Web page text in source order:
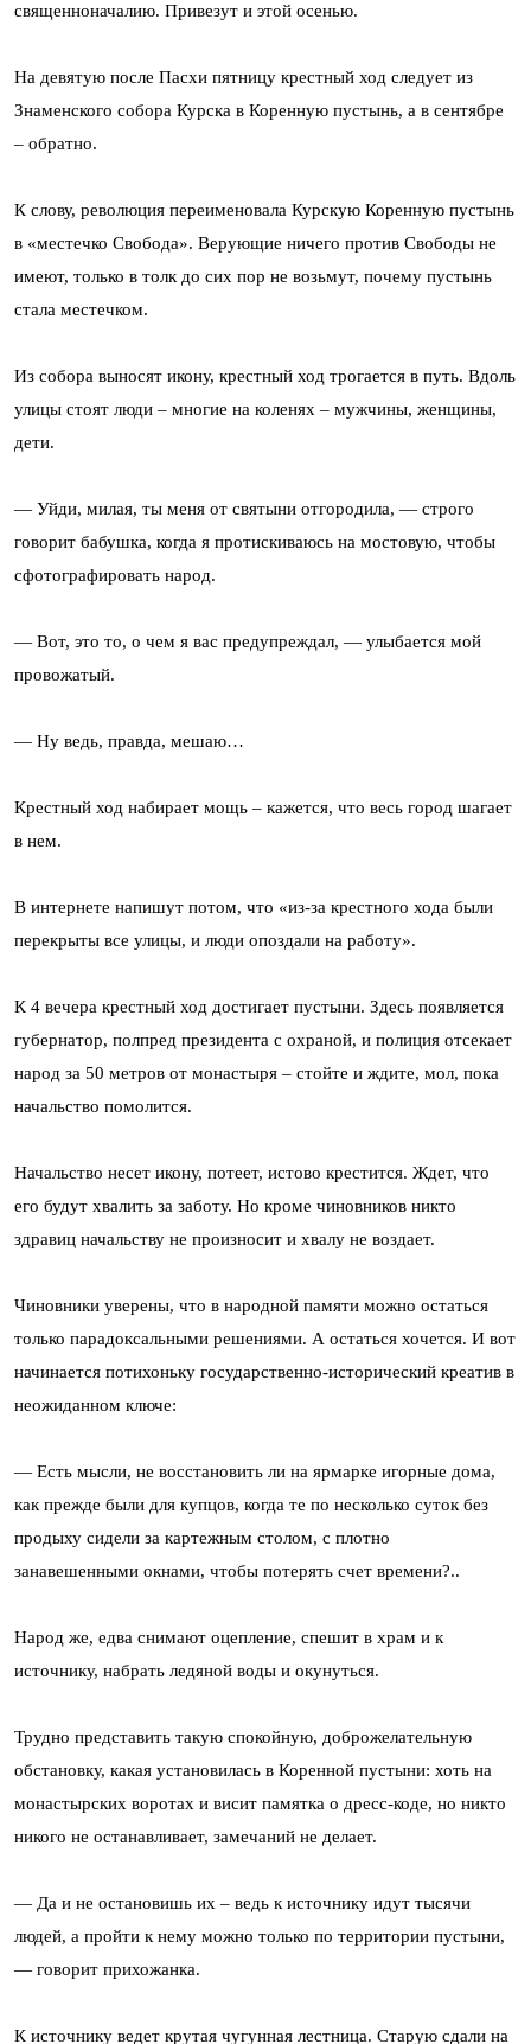
священноначалию. Привезут и этой осенью.
На девятую после Пасхи пятницу крестный ход следует из
Знаменского собора Курска в Коренную пустынь, а в сентябре
– обратно.
К слову, революция переименовала Курскую Коренную пустынь
в «местечко Свобода». Верующие ничего против Свободы не
имеют, только в толк до сих пор не возьмут, почему пустынь
стала местечком.
Из собора выносят икону, крестный ход трогается в путь. Вдоль
улицы стоят люди – многие на коленях – мужчины, женщины,
дети.
— Уйди, милая, ты меня от святыни отгородила, — строго
говорит бабушка, когда я протискиваюсь на мостовую, чтобы
сфотографировать народ.
— Вот, это то, о чем я вас предупреждал, — улыбается мой
провожатый.
— Ну ведь, правда, мешаю…
Крестный ход набирает мощь – кажется, что весь город шагает
в нем.
В интернете напишут потом, что «из-за крестного хода были
перекрыты все улицы, и люди опоздали на работу».
К 4 вечера крестный ход достигает пустыни. Здесь появляется
губернатор, полпред президента с охраной, и полиция отсекает
народ за 50 метров от монастыря – стойте и ждите, мол, пока
начальство помолится.
Начальство несет икону, потеет, истово крестится. Ждет, что
его будут хвалить за заботу. Но кроме чиновников никто
здравиц начальству не произносит и хвалу не воздает.
Чиновники уверены, что в народной памяти можно остаться
только парадоксальными решениями. А остаться хочется. И вот
начинается потихоньку государственно-исторический креатив в
неожиданном ключе:
— Есть мысли, не восстановить ли на ярмарке игорные дома,
как прежде были для купцов, когда те по несколько суток без
продыху сидели за картежным столом, с плотно
занавешенными окнами, чтобы потерять счет времени?..
Народ же, едва снимают оцепление, спешит в храм и к
источнику, набрать ледяной воды и окунуться.
Трудно представить такую спокойную, доброжелательную
обстановку, какая установилась в Коренной пустыни: хоть на
монастырских воротах и висит памятка о дресс-коде, но никто
никого не останавливает, замечаний не делает.
— Да и не остановишь их – ведь к источнику идут тысячи
людей, а пройти к нему можно только по территории пустыни,
— говорит прихожанка.
К источнику ведет крутая чугунная лестница. Старую сдали на